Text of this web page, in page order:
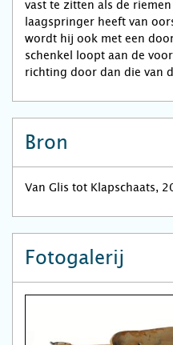
vast te zitten als de
laagspringer heeft van
wordt hij ook met een
schenkel loopt aan de
richting door dan die van
Bron
Van Glis tot Klapschaats,
Fotogalerij